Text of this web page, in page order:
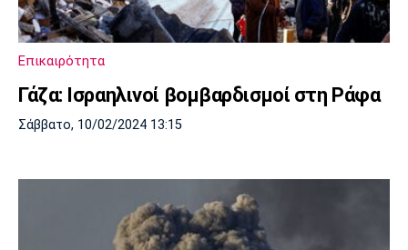
Επικαιρότητα
Γάζα: Ισραηλινοί βομβαρδισμοί στη Ράφα
Σάββατο, 10/02/2024 13:15